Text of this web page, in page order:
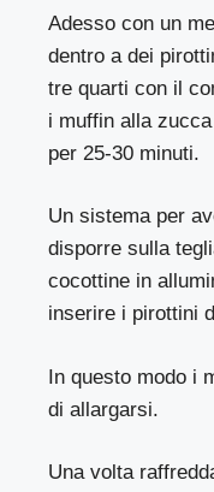
Adesso con un
dentro a dei
tre quarti con il
i muffin alla
per 25-30 minuti.
Un sistema per
disporre sulla
cocottine in
inserire i pirottini
In questo modo i
di allargarsi.
Una volta